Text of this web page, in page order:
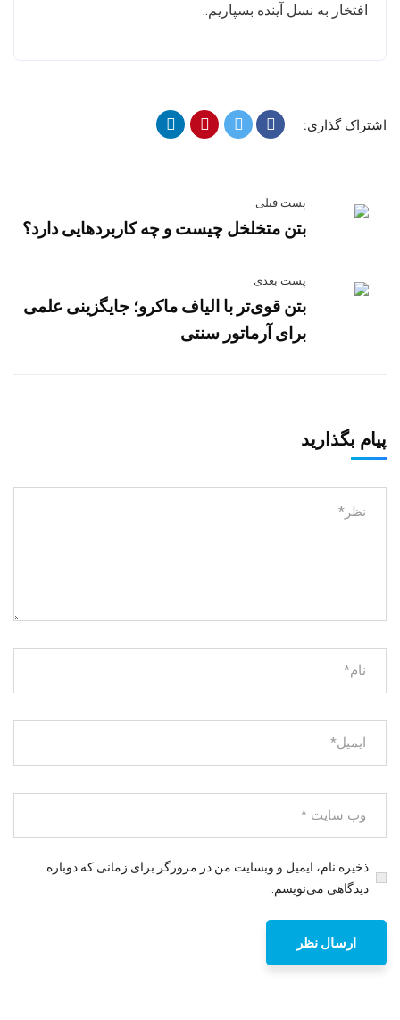
افتخار به نسل آینده بسپاریم..
اشتراک گذاری:
پست قبلی
بتن متخلخل چیست و چه کاربردهایی دارد؟
پست بعدی
بتن قوی‌تر با الیاف ماکرو؛ جایگزینی علمی
برای آرماتور سنتی
پیام بگذارید
ذخیره نام، ایمیل و وبسایت من در مرورگر برای زمانی که دوباره
دیدگاهی می‌نویسم.